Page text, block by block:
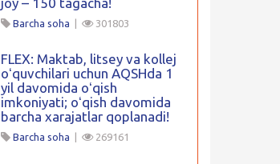
Barcha soha 301803
FLEX: Maktab, litsey va kollej
oʻquvchilari uchun AQSHda 1
yil davomida oʻqish
imkoniyati; oʻqish davomida
barcha xarajatlar qoplanadi!
Barcha soha 269161